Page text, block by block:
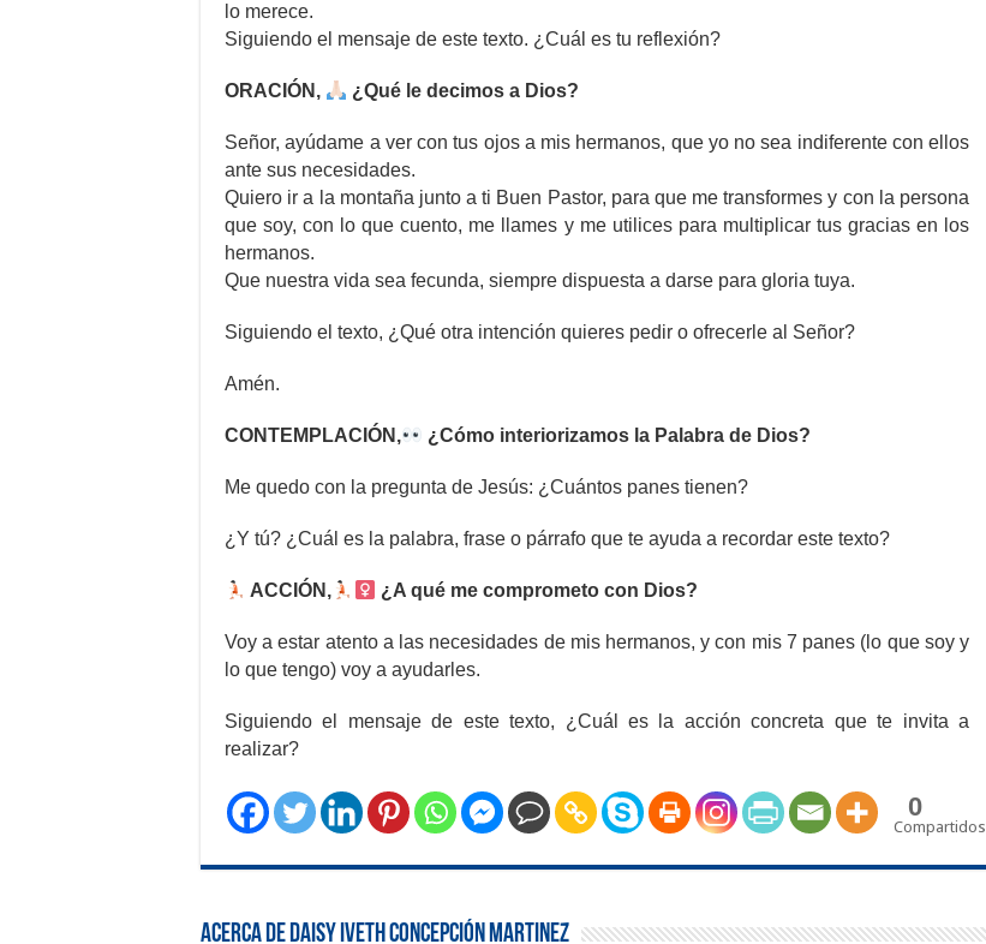
lo merece.
Siguiendo el mensaje de este texto. ¿Cuál es tu reflexión?
ORACIÓN, ¿Qué le decimos a Dios?
Señor, ayúdame a ver con tus ojos a mis hermanos, que yo no sea indiferente con ellos
ante sus necesidades.
Quiero ir a la montaña junto a ti Buen Pastor, para que me transformes y con la persona
que soy, con lo que cuento, me llames y me utilices para multiplicar tus gracias en los
hermanos.
Que nuestra vida sea fecunda, siempre dispuesta a darse para gloria tuya.
Siguiendo el texto, ¿Qué otra intención quieres pedir o ofrecerle al Señor?
Amén.
CONTEMPLACIÓN, ¿Cómo interiorizamos la Palabra de Dios?
Me quedo con la pregunta de Jesús: ¿Cuántos panes tienen?
¿Y tú? ¿Cuál es la palabra, frase o párrafo que te ayuda a recordar este texto?
ACCIÓN, ¿A qué me comprometo con Dios?
Voy a estar atento a las necesidades de mis hermanos, y con mis 7 panes (lo que soy y
lo que tengo) voy a ayudarles.
Siguiendo el mensaje de este texto, ¿Cuál es la acción concreta que te invita a
realizar?
0
Compartidos
Acerca de Daisy Iveth Concepción Martinez